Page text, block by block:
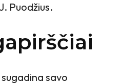
Puodžius.
savo